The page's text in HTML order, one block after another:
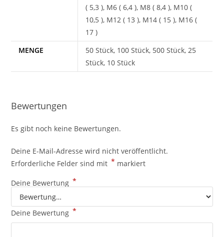
( 5,3 ), M6 ( 6,4 ), M8 ( 8,4 ), M10 (
10,5 ), M12 ( 13 ), M14 ( 15 ), M16 (
17 )
MENGE
50 Stück, 100 Stück, 500 Stück, 25
Stück, 10 Stück
Bewertungen
Es gibt noch keine Bewertungen.
Deine E-Mail-Adresse wird nicht veröffentlicht.
Erforderliche Felder sind mit * markiert
Deine Bewertung *
Deine Bewertung *